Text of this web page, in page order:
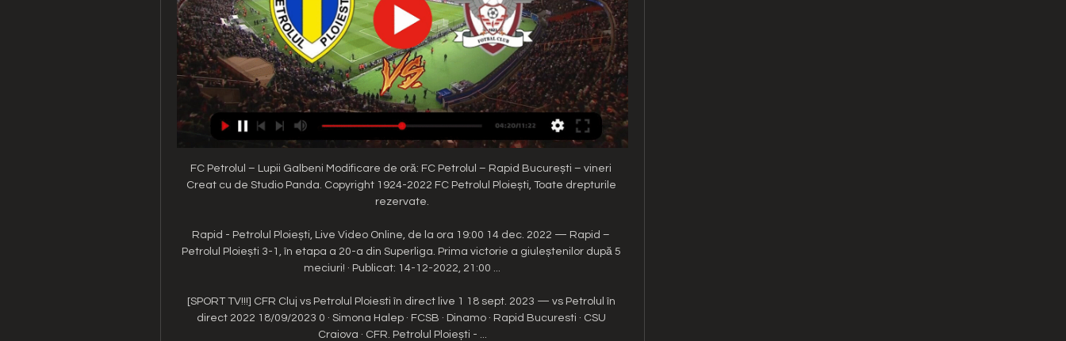
FC Petrolul – Lupii Galbeni Modificare de oră: FC Petrolul – Rapid București – vineri
Creat cu de Studio Panda. Copyright 1924-2022 FC Petrolul Ploiești, Toate drepturile
rezervate.
Rapid - Petrolul Ploiești, Live Video Online, de la ora 19:00 14 dec. 2022 — Rapid –
Petrolul Ploiești 3-1, în etapa a 20-a din Superliga. Prima victorie a giuleștenilor după 5
meciuri! · Publicat: 14-12-2022, 21:00 ...
[SPORT TV!!!] CFR Cluj vs Petrolul Ploiesti în direct live 1 18 sept. 2023 — vs Petrolul în
direct 2022 18/09/2023 0 · Simona Halep · FCSB · Dinamo · Rapid Bucuresti · CSU
Craiova · CFR. Petrolul Ploiești - ...